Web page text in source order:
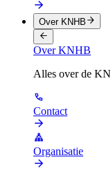
Over KNHB
Over KNHB
Alles over de
Contact
Organisatie